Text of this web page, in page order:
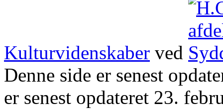
Kulturvidenskaber ved
Denne side er senest
er senest opdateret 23.